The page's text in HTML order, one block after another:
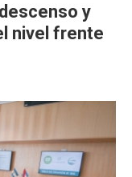
y
nivel frente